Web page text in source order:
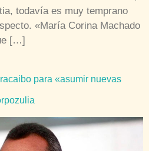
todavía es muy temprano
«María Corina Machado
[…]
para «asumir nuevas